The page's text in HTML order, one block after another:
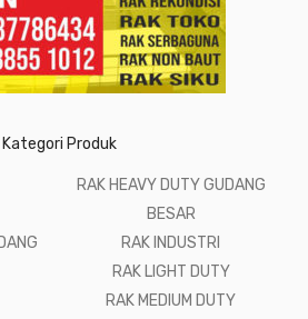
Kategori Produk
RAK HEAVY DUTY GUDANG
BESAR
RAK INDUSTRI
RAK LIGHT DUTY
RAK MEDIUM DUTY